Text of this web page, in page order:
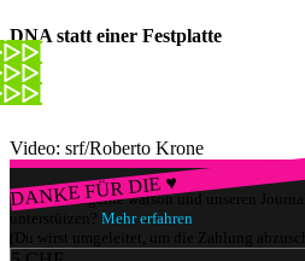
DNA statt einer Festplatte
Video: srf/Roberto Krone
DANKE FÜR DIE ♥
Würdest du gerne watson und unseren
unterstützen? Mehr erfahren
(Du wirst umgeleitet, um die Zahlung